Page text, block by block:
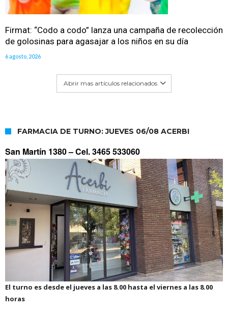
Firmat: “Codo a codo” lanza una campaña de recolección
de golosinas para agasajar a los niños en su día
6 agosto, 2026
Abrir mas artículos relacionados
FARMACIA DE TURNO: JUEVES 06/08 ACERBI
San Martín 1380 –Cel. 3465 533060
El turno es desde el jueves a las 8.00 hasta el viernes a las 8.00
horas